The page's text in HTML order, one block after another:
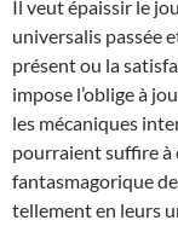
Il veut épaissir le
universalis passée
présent ou la
impose l’oblige à
les mécaniques
pourraient suffire à
fantasmagorique
tellement en leurs